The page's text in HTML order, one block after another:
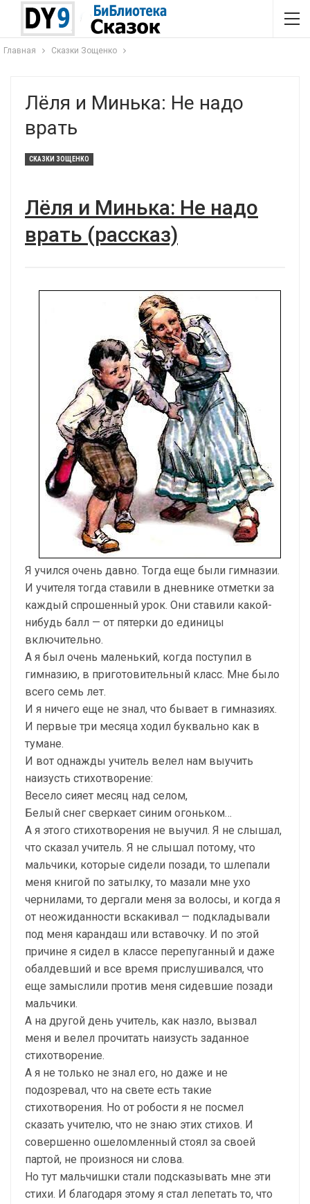
Главная Сказки Зощенко
Лёля и Минька: Не надо
врать
СКАЗКИ ЗОЩЕНКО
Лёля и Минька: Не надо
врать (рассказ)
Я учился очень давно. Тогда еще были гимназии.
И учителя тогда ставили в дневнике отметки за
каждый спрошенный урок. Они ставили какой-
нибудь балл — от пятерки до единицы
включительно.
А я был очень маленький, когда поступил в
гимназию, в приготовительный класс. Мне было
всего семь лет.
И я ничего еще не знал, что бывает в гимназиях.
И первые три месяца ходил буквально как в
тумане.
И вот однажды учитель велел нам выучить
наизусть стихотворение:
Весело сияет месяц над селом,
Белый снег сверкает синим огоньком…
А я этого стихотворения не выучил. Я не слышал,
что сказал учитель. Я не слышал потому, что
мальчики, которые сидели позади, то шлепали
меня книгой по затылку, то мазали мне ухо
чернилами, то дергали меня за волосы, и когда я
от неожиданности вскакивал — подкладывали
под меня карандаш или вставочку. И по этой
причине я сидел в классе перепуганный и даже
обалдевший и все время прислушивался, что
еще замыслили против меня сидевшие позади
мальчики.
А на другой день учитель, как назло, вызвал
меня и велел прочитать наизусть заданное
стихотворение.
А я не только не знал его, но даже и не
подозревал, что на свете есть такие
стихотворения. Но от робости я не посмел
сказать учителю, что не знаю этих стихов. И
совершенно ошеломленный стоял за своей
партой, не произнося ни слова.
Но тут мальчишки стали подсказывать мне эти
стихи. И благодаря этому я стал лепетать то, что